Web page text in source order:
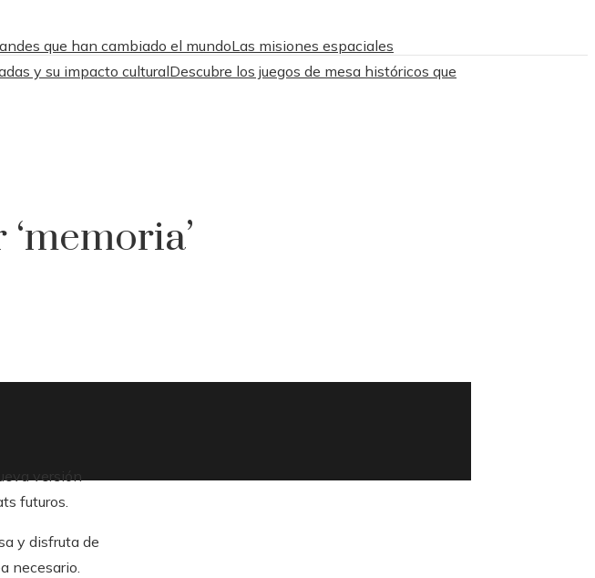
que han cambiado el mundoLas misiones espaciales
y su impacto culturalDescubre los juegos de mesa históricos que
versión
futuros.
y disfruta de
necesario.